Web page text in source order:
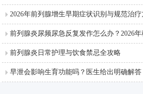
2026年前列腺增生早期症状识别与规范治
前列腺炎尿频尿急反复发作怎么办？2026
前列腺炎日常护理与饮食禁忌全攻略
早泄会影响生育功能吗？医生给出明确解答